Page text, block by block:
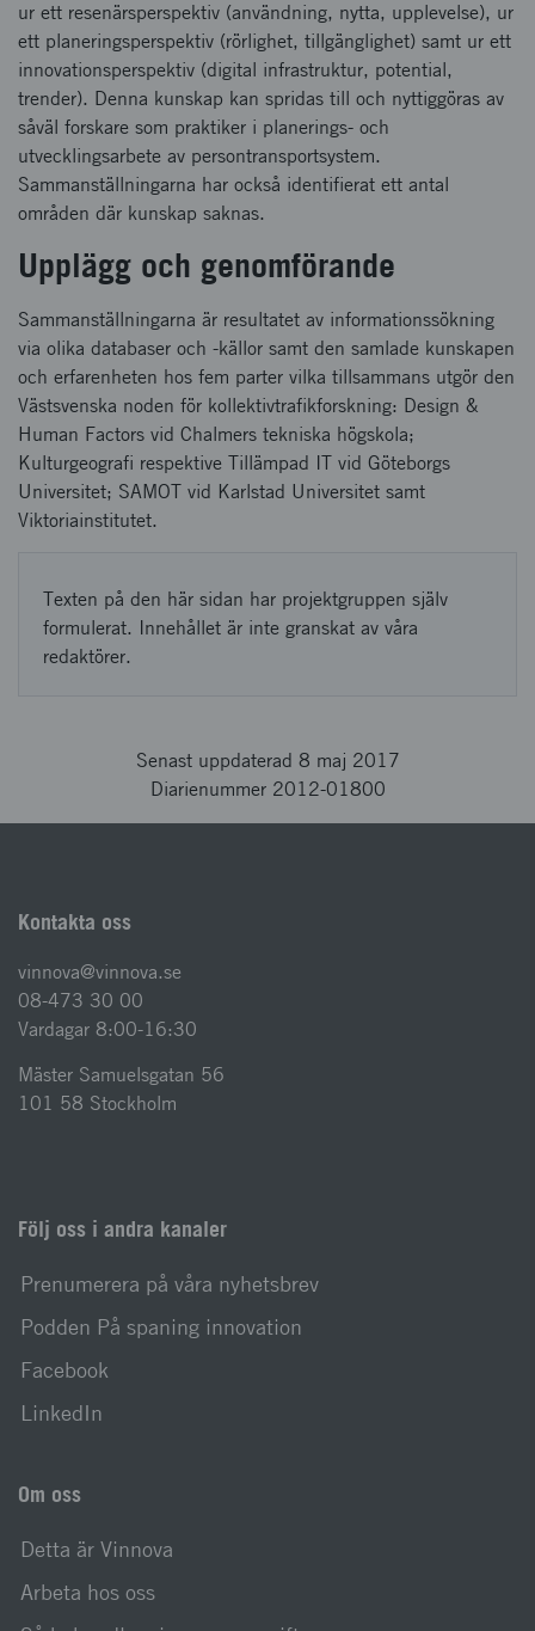
ur ett resenärsperspektiv (användning, nytta, upplevelse), ur
ett planeringsperspektiv (rörlighet, tillgänglighet) samt ur ett
innovationsperspektiv (digital infrastruktur, potential,
trender). Denna kunskap kan spridas till och nyttiggöras av
såväl forskare som praktiker i planerings- och
utvecklingsarbete av persontransportsystem.
Sammanställningarna har också identifierat ett antal
områden där kunskap saknas.
Upplägg och genomförande
Sammanställningarna är resultatet av informationssökning
via olika databaser och -källor samt den samlade kunskapen
och erfarenheten hos fem parter vilka tillsammans utgör den
Västsvenska noden för kollektivtrafikforskning: Design &
Human Factors vid Chalmers tekniska högskola;
Kulturgeografi respektive Tillämpad IT vid Göteborgs
Universitet; SAMOT vid Karlstad Universitet samt
Viktoriainstitutet.
Texten på den här sidan har projektgruppen själv
formulerat. Innehållet är inte granskat av våra
redaktörer.
Senast uppdaterad 8 maj 2017
Diarienummer 2012-01800
Kontakta oss
vinnova@vinnova.se
08-473 30 00
Vardagar 8:00-16:30
Mäster Samuelsgatan 56
101 58 Stockholm
Följ oss i andra kanaler
Prenumerera på våra nyhetsbrev
Podden På spaning innovation
Facebook
LinkedIn
Om oss
Detta är Vinnova
Arbeta hos oss